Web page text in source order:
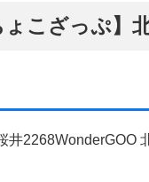
こざっぷ】
井